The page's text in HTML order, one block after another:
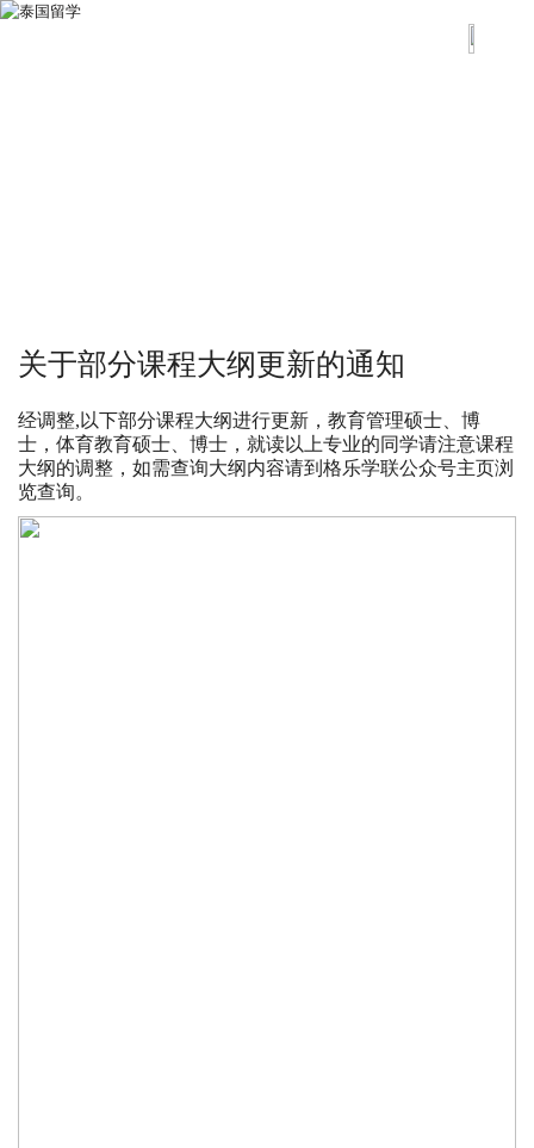
关于部分课程大纲更新的通知
经调整,以下部分课程大纲进行更新，教育管理硕士、博
士，体育教育硕士、博士，就读以上专业的同学请注意课程
大纲的调整，如需查询大纲内容请到格乐学联公众号主页浏
览查询。